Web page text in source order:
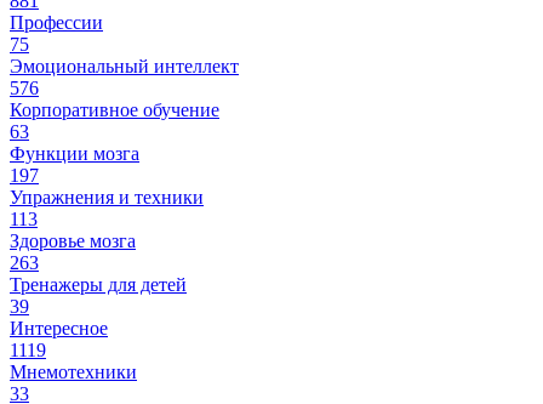
Профессии
75
Эмоциональный интеллект
576
Корпоративное обучение
63
Функции мозга
197
Упражнения и техники
113
Здоровье мозга
263
Тренажеры для детей
39
Интересное
1119
Мнемотехники
33